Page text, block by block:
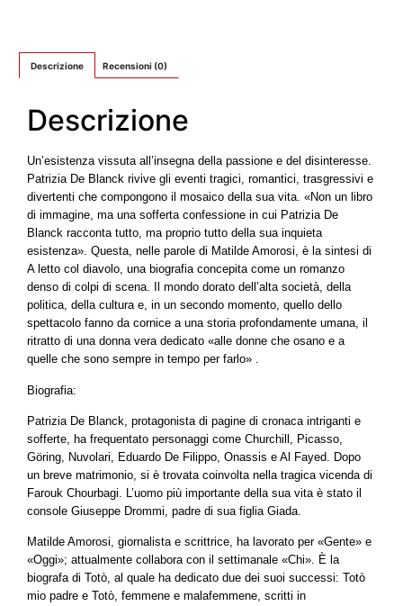
Descrizione Recensioni (0)
Descrizione
Un’esistenza vissuta all’insegna della passione e del disinteresse.
Patrizia De Blanck rivive gli eventi tragici, romantici, trasgressivi e
divertenti che compongono il mosaico della sua vita. «Non un libro
di immagine, ma una sofferta confessione in cui Patrizia De
Blanck racconta tutto, ma proprio tutto della sua inquieta
esistenza». Questa, nelle parole di Matilde Amorosi, è la sintesi di
A letto col diavolo, una biografia concepita come un romanzo
denso di colpi di scena. Il mondo dorato dell’alta società, della
politica, della cultura e, in un secondo momento, quello dello
spettacolo fanno da cornice a una storia profondamente umana, il
ritratto di una donna vera dedicato «alle donne che osano e a
quelle che sono sempre in tempo per farlo» .
Biografia:
Patrizia De Blanck, protagonista di pagine di cronaca intriganti e
sofferte, ha frequentato personaggi come Churchill, Picasso,
Göring, Nuvolari, Eduardo De Filippo, Onassis e Al Fayed. Dopo
un breve matrimonio, si è trovata coinvolta nella tragica vicenda di
Farouk Chourbagi. L’uomo più importante della sua vita è stato il
console Giuseppe Drommi, padre di sua figlia Giada.
Matilde Amorosi, giornalista e scrittrice, ha lavorato per «Gente» e
«Oggi»; attualmente collabora con il settimanale «Chi». È la
biografa di Totò, al quale ha dedicato due dei suoi successi: Totò
mio padre e Totò, femmene e malafemmene, scritti in